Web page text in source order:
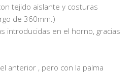
tejido aislante y costuras
de 360mm.)
introducidas en el horno, gracias
anterior , pero con la palma